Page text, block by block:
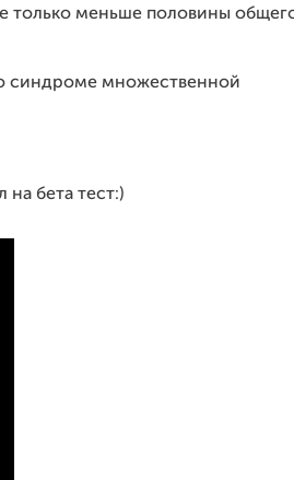
только меньше половины
синдроме множественной
бета тест:)